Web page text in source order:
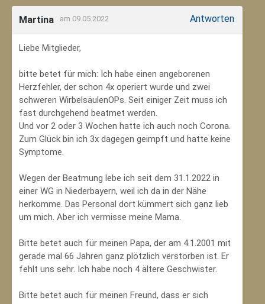
Martina am 09.05.2022 Antworten
Liebe Mitglieder,
bitte betet für mich: Ich habe einen angeborenen
Herzfehler, der schon 4x operiert wurde und zwei
schweren WirbelsäulenOPs. Seit einiger Zeit muss ich
fast durchgehend beatmet werden.
Und vor 2 oder 3 Wochen hatte ich auch noch Corona.
Zum Glück bin ich 3x dagegen geimpft und hatte keine
Symptome.
Wegen der Beatmung lebe ich seit dem 31.1.2022 in
einer WG in Niederbayern, weil ich da in der Nähe
herkomme. Das Personal dort kümmert sich ganz lieb
um mich. Aber ich vermisse meine Mama.
Bitte betet auch für meinen Papa, der am 4.1.2001 mit
gerade mal 66 Jahren ganz plötzlich verstorben ist. Er
fehlt uns sehr. Ich habe noch 4 ältere Geschwister.
Bitte betet auch für meinen Freund, dass er sich